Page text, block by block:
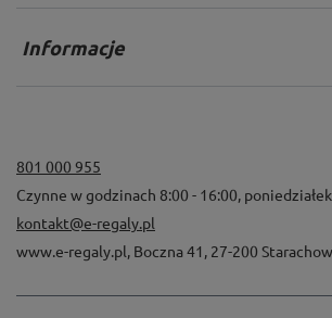
Informacje
801 000 955
Czynne w godzinach 8:00 - 16:00,
kontakt@e-regaly.pl
www.e-regaly.pl, Boczna 41 , 27-200